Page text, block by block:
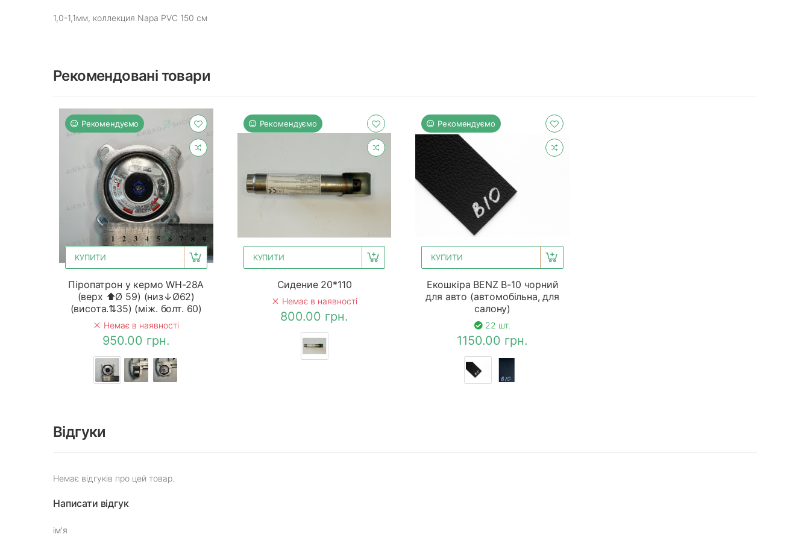
1,0-1,1мм, коллекция Napa PVC 150 см
Рекомендовані товари
Рекомендуємо
КУПИТИ
Піропатрон у кермо WH-28A
(верх ⬆Ø 59) (низ↓Ø62)
(висота.⇅35) (між. болт. 60)
Немає в наявності
950.00 грн.
Рекомендуємо
КУПИТИ
Сидение 20*110
Немає в наявності
800.00 грн.
Рекомендуємо
КУПИТИ
Екошкіра BENZ B-10 чорний
для авто (автомобільна, для
салону)
22 шт.
1150.00 грн.
Відгуки
Немає відгуків про цей товар.
Написати відгук
ім'я